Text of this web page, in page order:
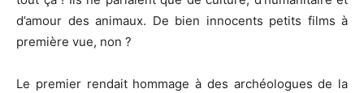
d’amour des animaux. De bien innocents petits films à
première vue, non ?
Le premier rendait hommage à des archéologues de la